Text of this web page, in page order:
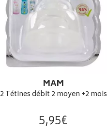
MAM
2 Tétines débit 2 moyen +2 mois
5,95€